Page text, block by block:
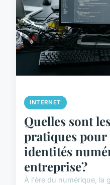
INTERNET
Quelles sont
pratiques pour
identités
entreprise?
À l'ère du numérique, la